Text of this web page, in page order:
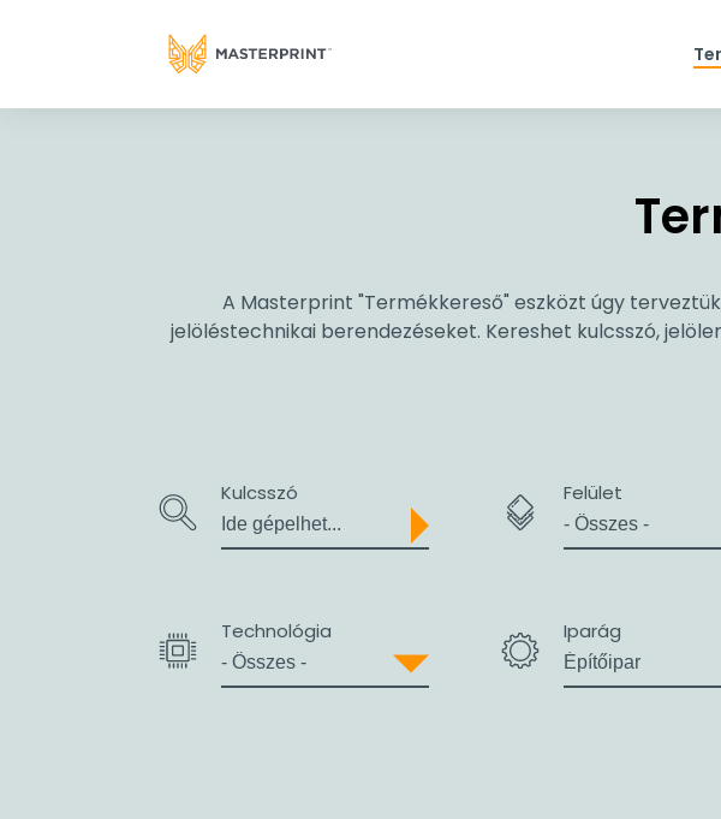
A Masterprint "Termékkereső" eszközt úgy
jelöléstechnikai berendezéseket. Kereshet kulcsszó,
Kulcsszó Felület
Technológia Iparág